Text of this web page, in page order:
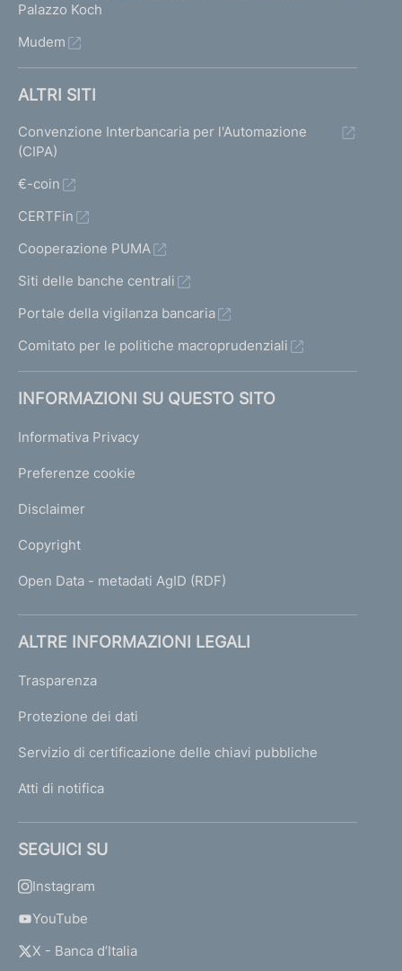
Palazzo Koch
Mudem
ALTRI SITI
Convenzione Interbancaria per l'Automazione
(CIPA)
€-coin
CERTFin
Cooperazione PUMA
Siti delle banche centrali
Portale della vigilanza bancaria
Comitato per le politiche macroprudenziali
INFORMAZIONI SU QUESTO SITO
Informativa Privacy
Preferenze cookie
Disclaimer
Copyright
Open Data - metadati AgID (RDF)
ALTRE INFORMAZIONI LEGALI
Trasparenza
Protezione dei dati
Servizio di certificazione delle chiavi pubbliche
Atti di notifica
SEGUICI SU
Instagram
YouTube
X - Banca d’Italia